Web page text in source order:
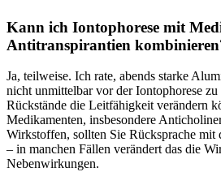
Kann ich Iontophorese mit
Antitranspirantien
Ja, teilweise. Ich⁣ rate, abends starke
nicht unmittelbar vor ⁣der Iontophorese
Rückstände ⁤die Leitfähigkeit verändern
Medikamenten, insbesondere
Wirkstoffen, sollten Sie Rücksprache
– in manchen Fällen ⁣verändert‍ das die
Nebenwirkungen.